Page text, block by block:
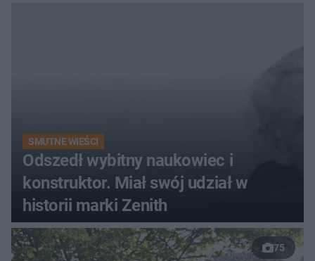
SMUTNE WIEŚCI
Odszedł wybitny naukowiec i
konstruktor. Miał swój udział w
historii marki Zenith
75